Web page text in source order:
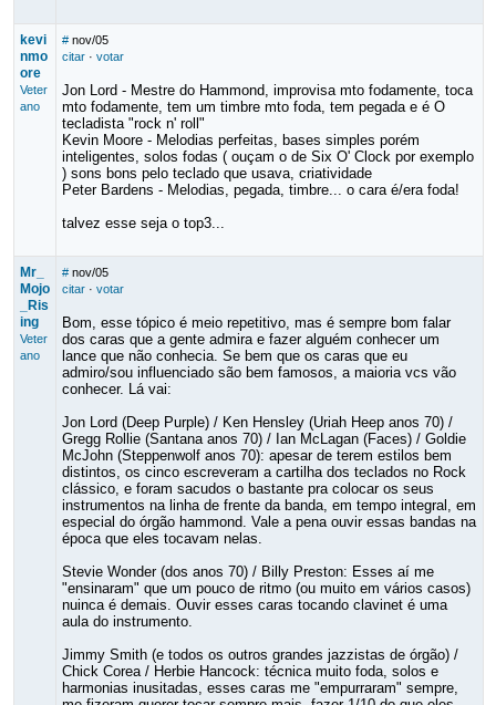
kevi
nmo
ore
Veter
ano
# nov/05
citar· votar
Jon Lord - Mestre do Hammond, improvisa mto fodamente, toca
mto fodamente, tem um timbre mto foda, tem pegada e é O
tecladista "rock n' roll"
Kevin Moore - Melodias perfeitas, bases simples porém
inteligentes, solos fodas ( ouçam o de Six O' Clock por exemplo
) sons bons pelo teclado que usava, criatividade
Peter Bardens - Melodias, pegada, timbre... o cara é/era foda!
talvez esse seja o top3...
Mr_
Mojo
_Ris
ing
Veter
ano
# nov/05
citar· votar
Bom, esse tópico é meio repetitivo, mas é sempre bom falar
dos caras que a gente admira e fazer alguém conhecer um
lance que não conhecia. Se bem que os caras que eu
admiro/sou influenciado são bem famosos, a maioria vcs vão
conhecer. Lá vai:
Jon Lord (Deep Purple) / Ken Hensley (Uriah Heep anos 70) /
Gregg Rollie (Santana anos 70) / Ian McLagan (Faces) / Goldie
McJohn (Steppenwolf anos 70): apesar de terem estilos bem
distintos, os cinco escreveram a cartilha dos teclados no Rock
clássico, e foram sacudos o bastante pra colocar os seus
instrumentos na linha de frente da banda, em tempo integral, em
especial do órgão hammond. Vale a pena ouvir essas bandas na
época que eles tocavam nelas.
Stevie Wonder (dos anos 70) / Billy Preston: Esses aí me
"ensinaram" que um pouco de ritmo (ou muito em vários casos)
nuinca é demais. Ouvir esses caras tocando clavinet é uma
aula do instrumento.
Jimmy Smith (e todos os outros grandes jazzistas de órgão) /
Chick Corea / Herbie Hancock: técnica muito foda, solos e
harmonias inusitadas, esses caras me "empurraram" sempre,